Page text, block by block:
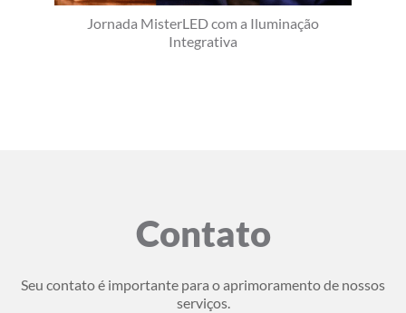
Jornada MisterLED com a Iluminação
Integrativa
Contato
Seu contato é importante para o aprimoramento de nossos
serviços.